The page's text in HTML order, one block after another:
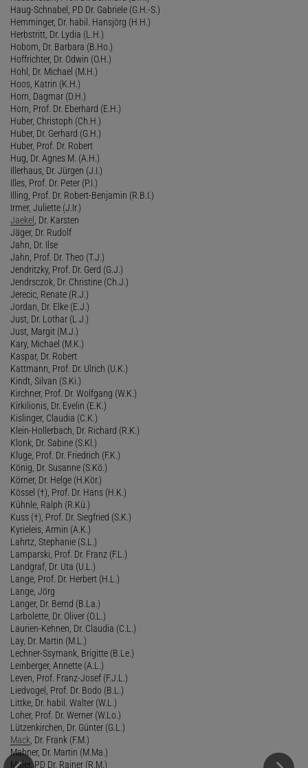
Haug-Schnabel, PD Dr. Gabriele (G.H.-S.)
Hemminger, Dr. habil. Hansjörg (H.H.)
Herbstritt, Dr. Lydia (L.H.)
Hobom, Dr. Barbara (B.Ho.)
Hoffrichter, Dr. Odwin (O.H.)
Hohl, Dr. Michael (M.H.)
Hoos, Katrin (K.H.)
Horn, Dagmar (D.H.)
Horn, Prof. Dr. Eberhard (E.H.)
Huber, Christoph (Ch.H.)
Huber, Dr. Gerhard (G.H.)
Huber, Prof. Dr. Robert
Hug, Dr. Agnes M. (A.H.)
Illerhaus, Dr. Jürgen (J.I.)
Illes, Prof. Dr. Peter (P.I.)
Illing, Prof. Dr. Robert-Benjamin (R.B.I.)
Irmer, Juliette (J.Ir.)
Jaekel , Dr. Karsten
Jäger, Dr. Rudolf
Jahn, Dr. Ilse
Jahn, Prof. Dr. Theo (T.J.)
Jendritzky, Prof. Dr. Gerd (G.J.)
Jendrsczok, Dr. Christine (Ch.J.)
Jerecic, Renate (R.J.)
Jordan, Dr. Elke (E.J.)
Just, Dr. Lothar (L.J.)
Just, Margit (M.J.)
Kary, Michael (M.K.)
Kaspar, Dr. Robert
Kattmann, Prof. Dr. Ulrich (U.K.)
Kindt, Silvan (S.Ki.)
Kirchner, Prof. Dr. Wolfgang (W.K.)
Kirkilionis, Dr. Evelin (E.K.)
Kislinger, Claudia (C.K.)
Klein-Hollerbach, Dr. Richard (R.K.)
Klonk, Dr. Sabine (S.Kl.)
Kluge, Prof. Dr. Friedrich (F.K.)
König, Dr. Susanne (S.Kö.)
Körner, Dr. Helge (H.Kör.)
Kössel (†), Prof. Dr. Hans (H.K.)
Kühnle, Ralph (R.Kü.)
Kuss (†), Prof. Dr. Siegfried (S.K.)
Kyrieleis, Armin (A.K.)
Lahrtz, Stephanie (S.L.)
Lamparski, Prof. Dr. Franz (F.L.)
Landgraf, Dr. Uta (U.L.)
Lange, Prof. Dr. Herbert (H.L.)
Lange, Jörg
Langer, Dr. Bernd (B.La.)
Larbolette, Dr. Oliver (O.L.)
Laurien-Kehnen, Dr. Claudia (C.L.)
Lay, Dr. Martin (M.L.)
Lechner-Ssymank, Brigitte (B.Le.)
Leinberger, Annette (A.L.)
Leven, Prof. Franz-Josef (F.J.L.)
Liedvogel, Prof. Dr. Bodo (B.L.)
Littke, Dr. habil. Walter (W.L.)
Loher, Prof. Dr. Werner (W.Lo.)
Lützenkirchen, Dr. Günter (G.L.)
Mack , Dr. Frank (F.M.)
Mahner, Dr. Martin (M.Ma.)
Maier, PD Dr. Rainer (R.M.)